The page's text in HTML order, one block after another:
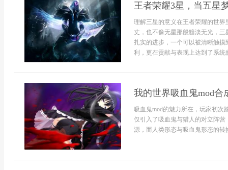
王者荣耀3星，当五星
理解三星的意义在王者荣耀的世
丈，也不像无星那般黯淡无光，
扎实的进步，一个可以被清晰触
利，更在贡献与表现上达到了系
我的世界吸血鬼mod
吸血鬼mod的魅力所在，玩家初次
仅引入了吸血鬼与猎人的对立阵
源，而人类形态与吸血鬼形态的